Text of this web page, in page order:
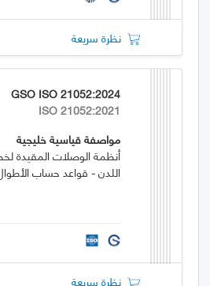
نظرة سريعة
GSO ISO 21052:2024
ISO 21052:2021
مواصفة قياسية خليجية
أنظمة الوصلات المقيدة
اللدن - قواعد حساب
نظرة سريعة